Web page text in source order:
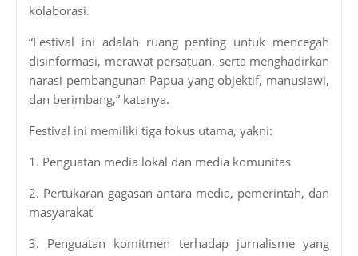
kolaborasi.
“Festival ini adalah ruang penting untuk mencegah
disinformasi, merawat persatuan, serta menghadirkan
narasi pembangunan Papua yang objektif, manusiawi,
dan berimbang,” katanya.
Festival ini memiliki tiga fokus utama, yakni:
1. Penguatan media lokal dan media komunitas
2. Pertukaran gagasan antara media, pemerintah, dan
masyarakat
3. Penguatan komitmen terhadap jurnalisme yang